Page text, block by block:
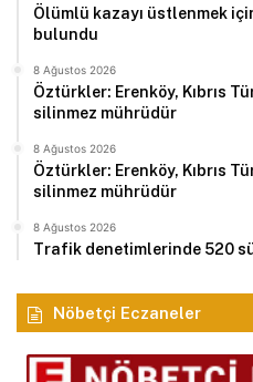
Ölümlü kazayı üstlenmek
bulundu
8 Ağustos 2026
Öztürkler: Erenköy, Kıbrıs
silinmez mührüdür
8 Ağustos 2026
Öztürkler: Erenköy, Kıbrıs
silinmez mührüdür
8 Ağustos 2026
Trafik denetimlerinde 520
Nöbetçi Eczaneler